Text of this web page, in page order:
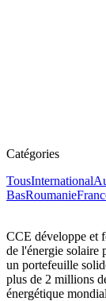
Catégories
TousInternational
BasRoumanie
CCE développe et
de l'énergie solaire
un portefeuille
plus de 2 millions
énergétique